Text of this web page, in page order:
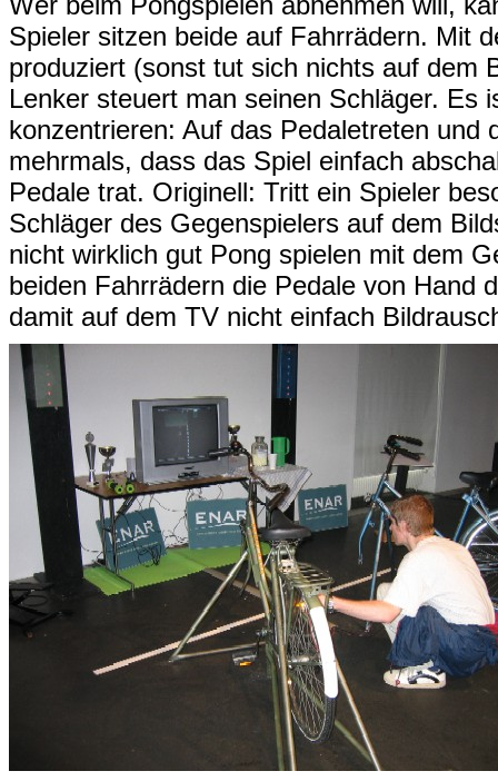
Spieler sitzen beide auf Fahrrädern. Mit
produziert (sonst tut sich nichts auf dem
Lenker steuert man seinen Schläger. Es
konzentrieren: Auf das Pedaletreten
mehrmals, dass das Spiel einfach
Pedale trat. Originell: Tritt ein Spieler
Schläger des Gegenspielers auf dem
nicht wirklich gut Pong spielen mit dem
beiden Fahrrädern die Pedale von Hand
damit auf dem TV nicht einfach